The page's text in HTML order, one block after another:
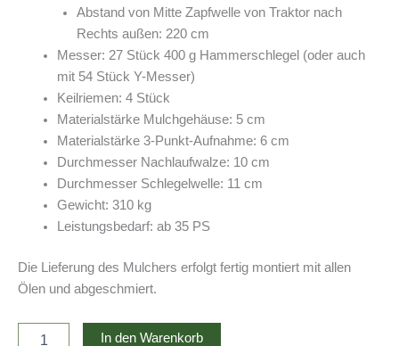
Abstand von Mitte Zapfwelle von Traktor nach
Rechts außen: 220 cm
Messer: 27 Stück 400 g Hammerschlegel (oder auch
mit 54 Stück Y-Messer)
Keilriemen: 4 Stück
Materialstärke Mulchgehäuse: 5 cm
Materialstärke 3-Punkt-Aufnahme: 6 cm
Durchmesser Nachlaufwalze: 10 cm
Durchmesser Schlegelwelle: 11 cm
Gewicht: 310 kg
Leistungsbedarf: ab 35 PS
Die Lieferung des Mulchers erfolgt fertig montiert mit allen
Ölen und abgeschmiert.
BöschungsmulcherIn den Warenkorb